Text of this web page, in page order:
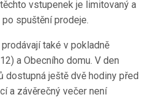
vstupenek je limitovaný a
spuštění prodeje.
také v pokladně
a Obecního domu. V den
ještě dvě hodiny před
a závěrečný večer není